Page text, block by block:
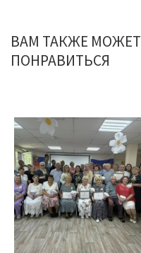
ВАМ ТАКЖЕ МОЖЕТ
ПОНРАВИТЬСЯ